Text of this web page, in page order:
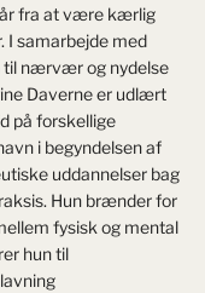
fra at være kærlig
I samarbejde med
til nærvær og nydelse
Daverne er udlært
på forskellige
i begyndelsen af
uddannelser bag
Hun brænder for
fysisk og mental
hun til